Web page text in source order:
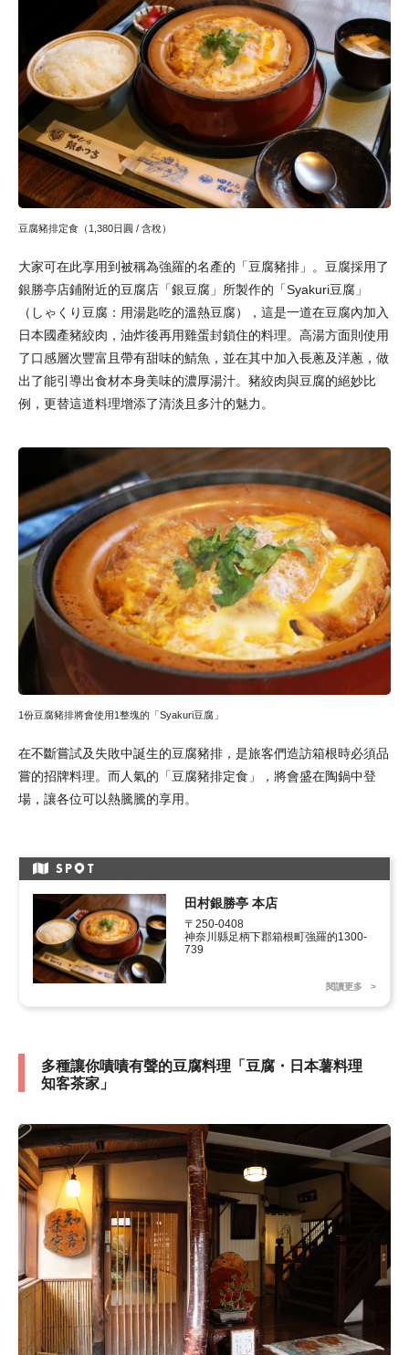
豆腐豬排定食（1,380日圓 / 含稅）
大家可在此享用到被稱為強羅的名產的「豆腐豬排」。豆腐採用了
銀勝亭店鋪附近的豆腐店「銀豆腐」所製作的「Syakuri豆腐」
（しゃくり豆腐：用湯匙吃的溫熱豆腐），這是一道在豆腐內加入
日本國產豬絞肉，油炸後再用雞蛋封鎖住的料理。高湯方面則使用
了口感層次豐富且帶有甜味的鯖魚，並在其中加入長蔥及洋蔥，做
出了能引導出食材本身美味的濃厚湯汁。豬絞肉與豆腐的絕妙比
例，更替這道料理增添了清淡且多汁的魅力。
1份豆腐豬排將會使用1整塊的「Syakuri豆腐」
在不斷嘗試及失敗中誕生的豆腐豬排，是旅客們造訪箱根時必須品
嘗的招牌料理。而人氣的「豆腐豬排定食」，將會盛在陶鍋中登
場，讓各位可以熱騰騰的享用。
SP T
田村銀勝亭 本店
〒250-0408
神奈川縣足柄下郡箱根町強羅的1300-
739
閱讀更多
多種讓你嘖嘖有聲的豆腐料理「豆腐・日本薯料理
知客茶家」